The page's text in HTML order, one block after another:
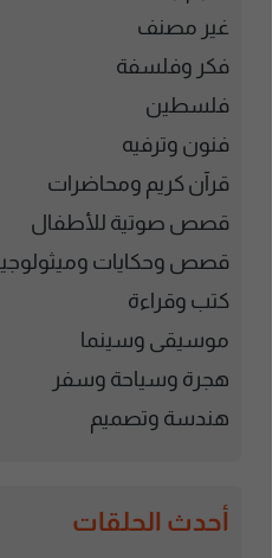
غير مصنف
فكر وفلسفة
فلسطين
فنون وترفيه
قرآن كريم ومحاضرات
قصص صوتية للأطفال
قصص وحكايات وميثولوجيا
كتب وقراءة
موسيقى وسينما
هجرة وسياحة وسفر
هندسة وتصميم
أحدث الحلقات